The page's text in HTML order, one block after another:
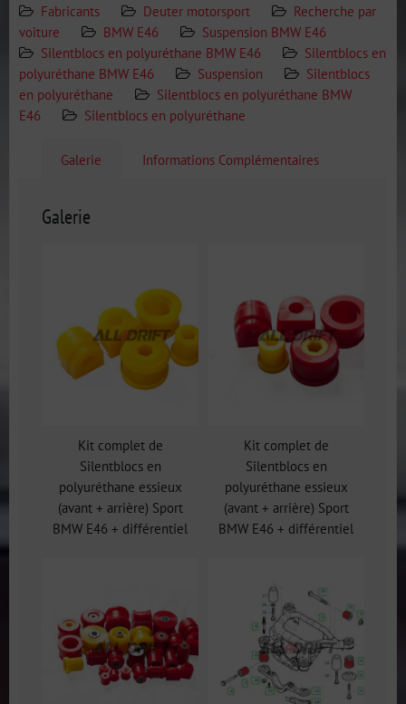
Fabricants Deuter motorsport
Recherche par
voiture
BMW E46
Suspension BMW E46
Silentblocs en polyuréthane BMW E46
Silentblocs en
polyuréthane BMW E46
Suspension
Silentblocs
en polyuréthane
Silentblocs en polyuréthane BMW
E46
Silentblocs en polyuréthane
Galerie Informations Complémentaires
Galerie
Kit complet de
Silentblocs en
polyuréthane essieux
(avant + arrière) Sport
BMW E46 + différentiel
Kit complet de
Silentblocs en
polyuréthane essieux
(avant + arrière) Sport
BMW E46 + différentiel